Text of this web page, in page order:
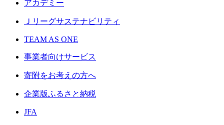
アカデミー
Ｊリーグサステナビリティ
TEAM AS ONE
事業者向けサービス
寄附をお考えの方へ
企業版ふるさと納税
JFA